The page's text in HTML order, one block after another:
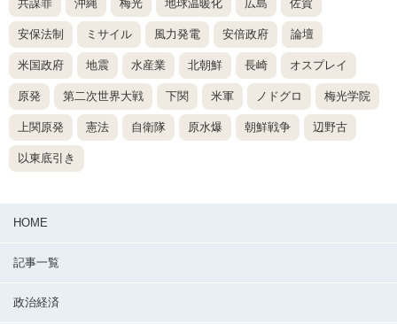
共謀罪 沖縄 梅光 地球温暖化 広島 佐賀
安保法制 ミサイル 風力発電 安倍政府 論壇
米国政府 地震 水産業 北朝鮮 長崎 オスプレイ
原発 第二次世界大戦 下関 米軍 ノドグロ 梅光学院
上関原発 憲法 自衛隊 原水爆 朝鮮戦争 辺野古
以東底引き
HOME
記事一覧
政治経済